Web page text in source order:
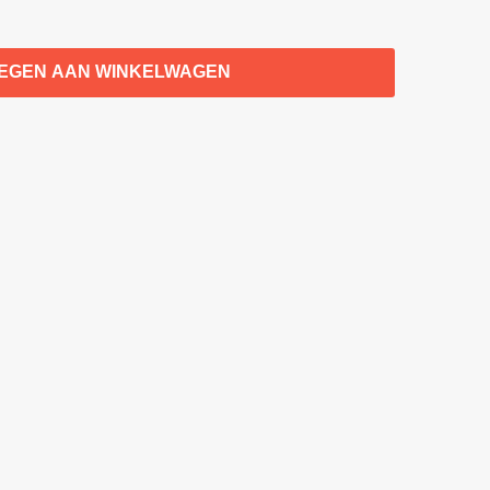
AAN WINKELWAGEN